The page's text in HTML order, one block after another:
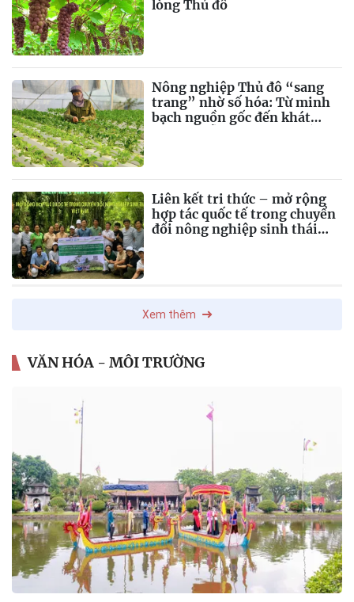
lòng Thủ đô
Nông nghiệp Thủ đô “sang
trang” nhờ số hóa: Từ minh
bạch nguồn gốc đến khát
Liên kết tri thức – mở rộng
hợp tác quốc tế trong chuyển
đổi nông nghiệp sinh thái
Xem thêm
VĂN HÓA - MÔI TRƯỜNG